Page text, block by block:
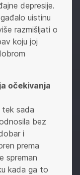
depresije.
uistinu
razmišljati o
koju joj
očekivanja
tek sada
bez
i
prema
spreman
kada ga to